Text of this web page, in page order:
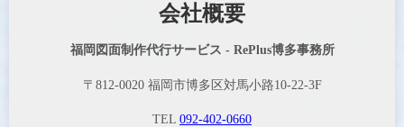
会社概要
福岡図面制作代行サービス - RePlus博多事務所
〒812-0020 福岡市博多区対馬小路10-22-3F
TEL 092-402-0660